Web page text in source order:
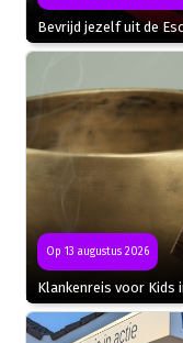
Bevrijd jezelf uit de
Op 13 augustus 2026
Klankenreis voor Kids